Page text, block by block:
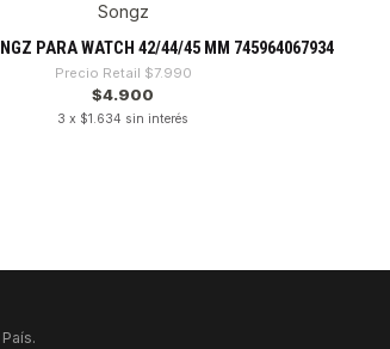
Songz
PARA WATCH 42/44/45 MM 745964067934
Precio Retail $7.990
$4.900
3 x $1.634 sin interés